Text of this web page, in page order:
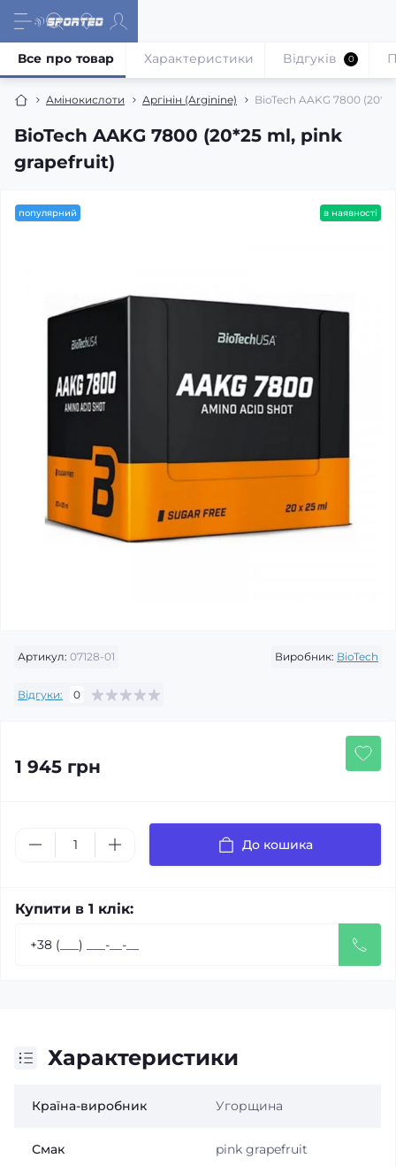
Амінокислоти Аргінін (Arginine) BioTech AAKG 7800
BioTech AAKG 7800 (20*25 ml, pink
grapefruit)
Все про товар Характеристики Відгуків 0
популярний в наявності
Артикул: 07128-01 Виробник: BioTech
Відгуки: 0
1 945 грн
До кошика
Купити в 1 клік:
Характеристики
Країна-виробник Угорщина
Смак pink grapefruit